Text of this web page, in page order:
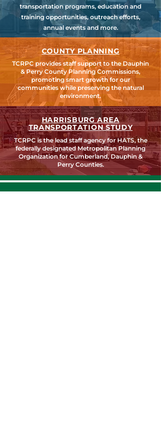
transportation programs, education and
training opportunities, outreach efforts,
annual events and more.
COUNTY PLANNING
TCRPC provides staff support to the Dauphin
& Perry County Planning Commissions,
promoting smart growth for our
communities while preserving the natural
environment.
HARRISBURG AREA
TRANSPORTATION STUDY
TCRPC is the lead staff agency for HATS, the
federally designated Metropolitan Planning
Organization for Cumberland, Dauphin &
Perry Counties.